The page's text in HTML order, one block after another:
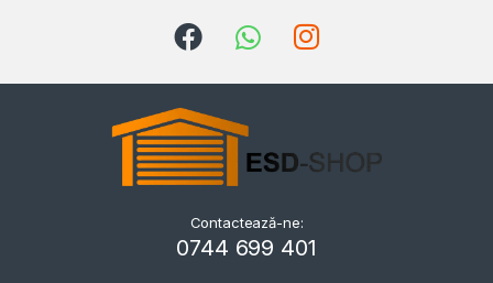
Kriszta
Typically replies within a day
Contactează-ne:
0744 699 401